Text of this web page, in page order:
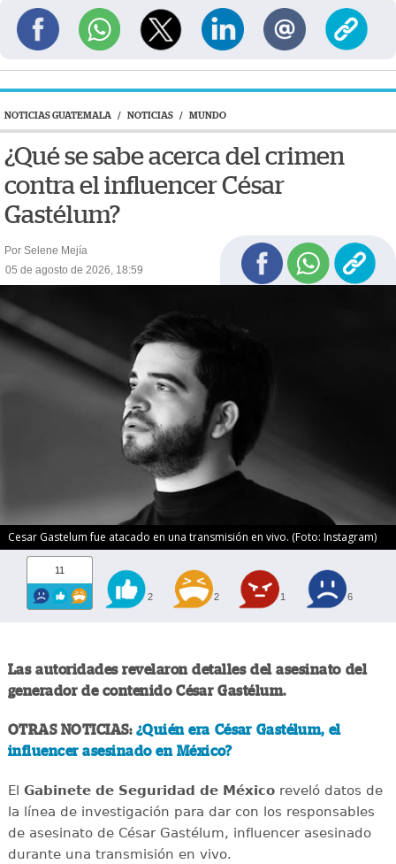
NOTICIAS GUATEMALA / NOTICIAS / MUNDO
¿Qué se sabe acerca del crimen
contra el influencer César
Gastélum?
Por Selene Mejía
05 de agosto de 2026, 18:59
Cesar Gastelum fue atacado en una transmisión en vivo. (Foto: Instagram)
11
2 2 1 6
Las autoridades revelaron detalles del asesinato del
generador de contenido César Gastélum.
OTRAS NOTICIAS: ¿Quién era César Gastélum, el
influencer asesinado en México?
El Gabinete de Seguridad de Méxicoreveló datos de
la línea de investigación para dar con los responsables
de asesinato de César Gastélum, influencer asesinado
durante una transmisión en vivo.